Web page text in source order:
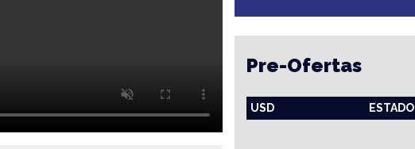
Pre-Ofertas
USD ESTADO